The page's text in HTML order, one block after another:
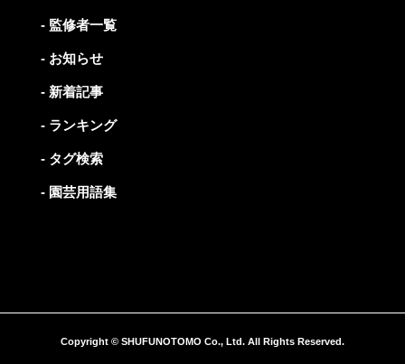
- 監修者一覧
- お知らせ
- 新着記事
- ランキング
- タグ検索
- 園芸用語集
Copyright © SHUFUNOTOMO Co., Ltd. All Rights Reserved.